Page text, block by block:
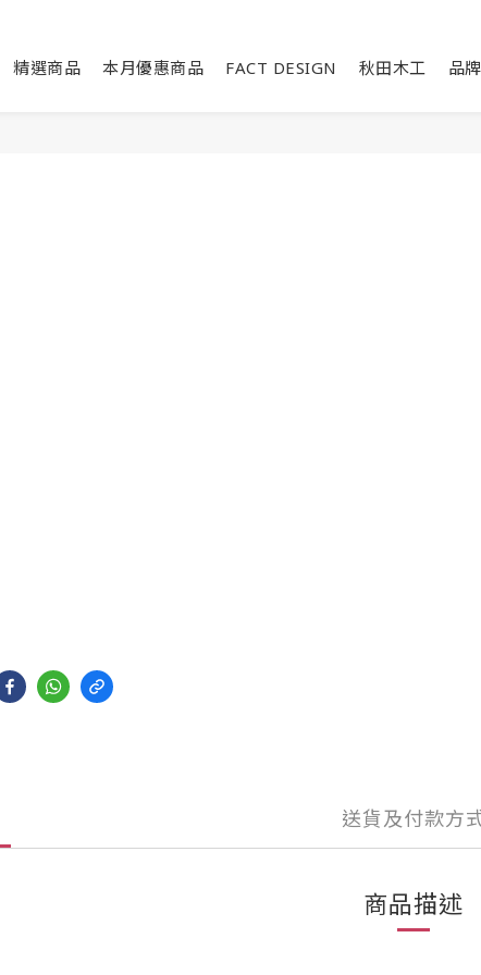
精選商品 本月優惠商品 FACT DESIGN 秋田木工 品
送貨及付款方
商品描述